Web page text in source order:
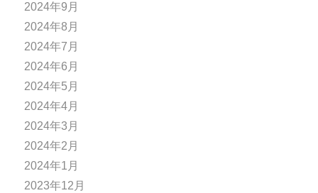
2024年9月
2024年8月
2024年7月
2024年6月
2024年5月
2024年4月
2024年3月
2024年2月
2024年1月
2023年12月